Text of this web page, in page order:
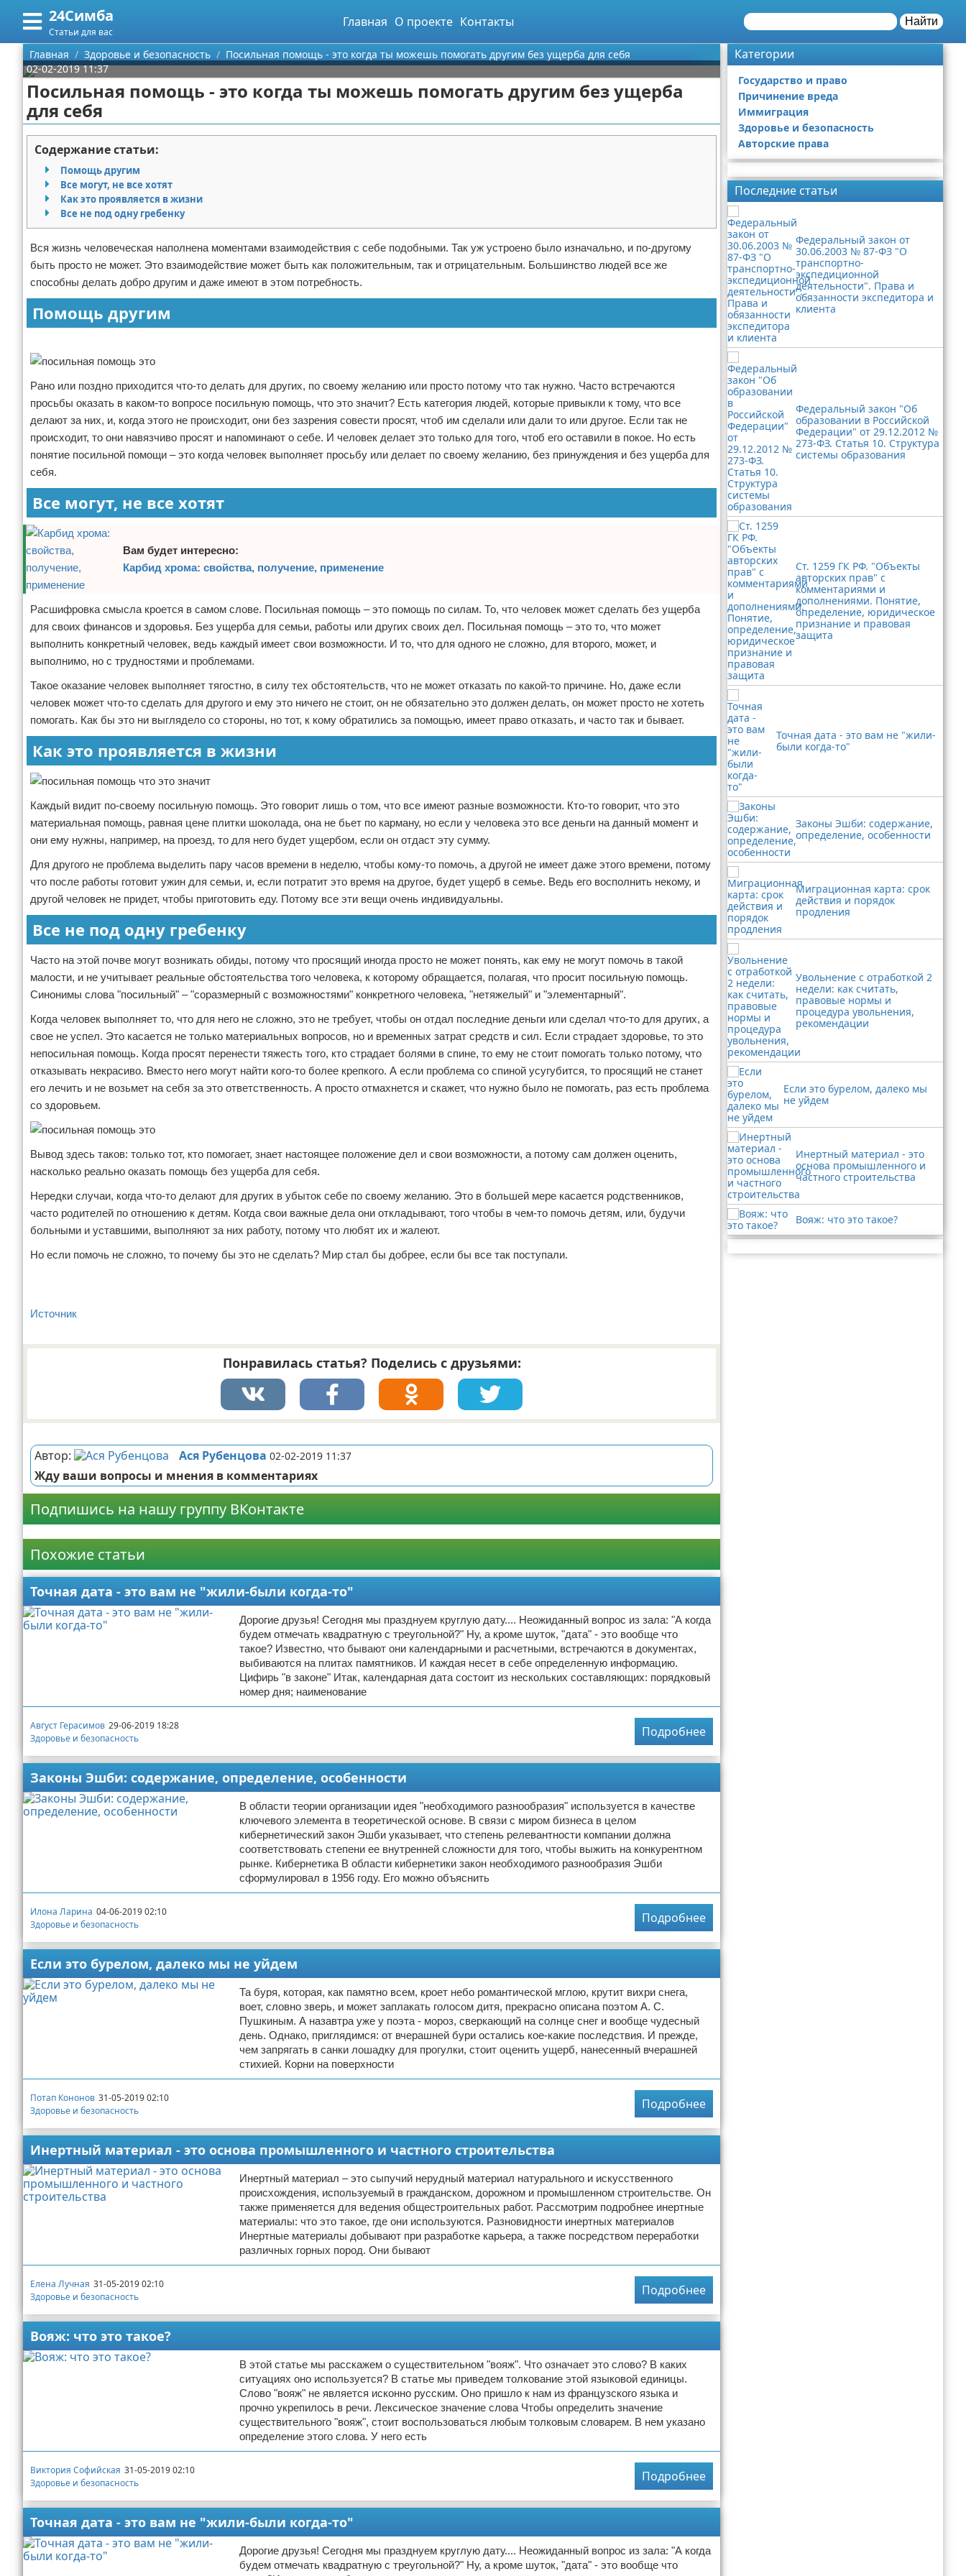
24Симба
Статьи для вас
Главная О проекте Контакты Найти
Меню
Главная
Категории
Государство и право
Причинение вреда
Иммиграция
Здоровье и безопасность
Авторские права
Поиск
О проекте
Контакты
Сотрудничество
Размещение рекламы
Для правообладателей
Условия предоставления информации
Главная Здоровье и безопасность
Посильная помощь - это когда ты можешь помогать другим без ущерба для себя
02-02-2019 11:37
Посильная помощь - это когда ты можешь помогать другим без ущерба
для себя
Содержание статьи:
Помощь другим
Все могут, не все хотят
Как это проявляется в жизни
Все не под одну гребенку
Вся жизнь человеческая наполнена моментами взаимодействия с себе подобными. Так уж устроено было изначально, и по-другому
быть просто не может. Это взаимодействие может быть как положительным, так и отрицательным. Большинство людей все же
способны делать добро другим и даже имеют в этом потребность.
Помощь другим
Рано или поздно приходится что-то делать для других, по своему желанию или просто потому что так нужно. Часто встречаются
просьбы оказать в каком-то вопросе посильную помощь, что это значит? Есть категория людей, которые привыкли к тому, что все
делают за них, и, когда этого не происходит, они без зазрения совести просят, чтоб им сделали или дали то или другое. Если так не
происходит, то они навязчиво просят и напоминают о себе. И человек делает это только для того, чтоб его оставили в покое. Но есть
понятие посильной помощи – это когда человек выполняет просьбу или делает по своему желанию, без принуждения и без ущерба для
себя.
Все могут, не все хотят
Вам будет интересно:
Карбид хрома: свойства, получение, применение
Расшифровка смысла кроется в самом слове. Посильная помощь – это помощь по силам. То, что человек может сделать без ущерба
для своих финансов и здоровья. Без ущерба для семьи, работы или других своих дел. Посильная помощь – это то, что может
выполнить конкретный человек, ведь каждый имеет свои возможности. И то, что для одного не сложно, для второго, может, и
выполнимо, но с трудностями и проблемами.
Такое оказание человек выполняет тягостно, в силу тех обстоятельств, что не может отказать по какой-то причине. Но, даже если
человек может что-то сделать для другого и ему это ничего не стоит, он не обязательно это должен делать, он может просто не хотеть
помогать. Как бы это ни выглядело со стороны, но тот, к кому обратились за помощью, имеет право отказать, и часто так и бывает.
Как это проявляется в жизни
Каждый видит по-своему посильную помощь. Это говорит лишь о том, что все имеют разные возможности. Кто-то говорит, что это
материальная помощь, равная цене плитки шоколада, она не бьет по карману, но если у человека это все деньги на данный момент и
они ему нужны, например, на проезд, то для него будет ущербом, если он отдаст эту сумму.
Для другого не проблема выделить пару часов времени в неделю, чтобы кому-то помочь, а другой не имеет даже этого времени, потому
что после работы готовит ужин для семьи, и, если потратит это время на другое, будет ущерб в семье. Ведь его восполнить некому, и
другой человек не придет, чтобы приготовить еду. Потому все эти вещи очень индивидуальны.
Все не под одну гребенку
Часто на этой почве могут возникать обиды, потому что просящий иногда просто не может понять, как ему не могут помочь в такой
малости, и не учитывает реальные обстоятельства того человека, к которому обращается, полагая, что просит посильную помощь.
Синонимы слова "посильный" – "соразмерный с возможностями" конкретного человека, "нетяжелый" и "элементарный".
Когда человек выполняет то, что для него не сложно, это не требует, чтобы он отдал последние деньги или сделал что-то для других, а
свое не успел. Это касается не только материальных вопросов, но и временных затрат средств и сил. Если страдает здоровье, то это
непосильная помощь. Когда просят перенести тяжесть того, кто страдает болями в спине, то ему не стоит помогать только потому, что
отказывать некрасиво. Вместо него могут найти кого-то более крепкого. А если проблема со спиной усугубится, то просящий не станет
его лечить и не возьмет на себя за это ответственность. А просто отмахнется и скажет, что нужно было не помогать, раз есть проблема
со здоровьем.
Вывод здесь таков: только тот, кто помогает, знает настоящее положение дел и свои возможности, а потому сам должен оценить,
насколько реально оказать помощь без ущерба для себя.
Нередки случаи, когда что-то делают для других в убыток себе по своему желанию. Это в большей мере касается родственников,
часто родителей по отношению к детям. Когда свои важные дела они откладывают, того чтобы в чем-то помочь детям, или, будучи
больными и уставшими, выполняют за них работу, потому что любят их и жалеют.
Но если помочь не сложно, то почему бы это не сделать? Мир стал бы добрее, если бы все так поступали.
Источник
Понравилась статья? Поделись с друзьями:
Автор: Ася Рубенцова 02-02-2019 11:37
Жду ваши вопросы и мнения в комментариях
Подпишись на нашу группу ВКонтакте
Похожие статьи
Точная дата - это вам не "жили-были когда-то"
Дорогие друзья! Сегодня мы празднуем круглую дату.... Неожиданный вопрос из зала: "А когда
будем отмечать квадратную с треугольной?" Ну, а кроме шуток, "дата" - это вообще что
такое? Известно, что бывают они календарными и расчетными, встречаются в документах,
выбиваются на плитах памятников. И каждая несет в себе определенную информацию.
Цифирь "в законе" Итак, календарная дата состоит из нескольких составляющих: порядковый
номер дня; наименование
Август Герасимов 29-06-2019 18:28
Здоровье и безопасность
Подробнее
Законы Эшби: содержание, определение, особенности
В области теории организации идея "необходимого разнообразия" используется в качестве
ключевого элемента в теоретической основе. В связи с миром бизнеса в целом
кибернетический закон Эшби указывает, что степень релевантности компании должна
соответствовать степени ее внутренней сложности для того, чтобы выжить на конкурентном
рынке. Кибернетика В области кибернетики закон необходимого разнообразия Эшби
сформулировал в 1956 году. Его можно объяснить
Илона Ларина 04-06-2019 02:10
Здоровье и безопасность
Подробнее
Если это бурелом, далеко мы не уйдем
Та буря, которая, как памятно всем, кроет небо романтической мглою, крутит вихри снега,
воет, словно зверь, и может заплакать голосом дитя, прекрасно описана поэтом А. С.
Пушкиным. А назавтра уже у поэта - мороз, сверкающий на солнце снег и вообще чудесный
день. Однако, приглядимся: от вчерашней бури остались кое-какие последствия. И прежде,
чем запрягать в санки лошадку для прогулки, стоит оценить ущерб, нанесенный вчерашней
стихией. Корни на поверхности
Потап Кононов 31-05-2019 02:10
Здоровье и безопасность
Подробнее
Инертный материал - это основа промышленного и частного строительства
Инертный материал – это сыпучий нерудный материал натурального и искусственного
происхождения, используемый в гражданском, дорожном и промышленном строительстве. Он
также применяется для ведения общестроительных работ. Рассмотрим подробнее инертные
материалы: что это такое, где они используются. Разновидности инертных материалов
Инертные материалы добывают при разработке карьера, а также посредством переработки
различных горных пород. Они бывают
Елена Лучная 31-05-2019 02:10
Здоровье и безопасность
Подробнее
Вояж: что это такое?
В этой статье мы расскажем о существительном "вояж". Что означает это слово? В каких
ситуациях оно используется? В статье мы приведем толкование этой языковой единицы.
Слово "вояж" не является исконно русским. Оно пришло к нам из французского языка и
прочно укрепилось в речи. Лексическое значение слова Чтобы определить значение
существительного "вояж", стоит воспользоваться любым толковым словарем. В нем указано
определение этого слова. У него есть
Виктория Софийская 31-05-2019 02:10
Здоровье и безопасность
Подробнее
Точная дата - это вам не "жили-были когда-то"
Дорогие друзья! Сегодня мы празднуем круглую дату.... Неожиданный вопрос из зала: "А когда
будем отмечать квадратную с треугольной?" Ну, а кроме шуток, "дата" - это вообще что
Категории
Государство и право
Причинение вреда
Иммиграция
Здоровье и безопасность
Авторские права
Последние статьи
Федеральный закон от
30.06.2003 № 87-ФЗ "О
транспортно-
экспедиционной
деятельности". Права и
обязанности экспедитора и
клиента
Федеральный закон "Об
образовании в Российской
Федерации" от 29.12.2012 №
273-ФЗ. Статья 10. Структура
системы образования
Ст. 1259 ГК РФ. "Объекты
авторских прав" с
комментариями и
дополнениями. Понятие,
определение, юридическое
признание и правовая
защита
Точная дата - это вам не "жили-
были когда-то"
Законы Эшби: содержание,
определение, особенности
Миграционная карта: срок
действия и порядок
продления
Увольнение с отработкой 2
недели: как считать,
правовые нормы и
процедура увольнения,
рекомендации
Если это бурелом, далеко мы
не уйдем
Инертный материал - это
основа промышленного и
частного строительства
Вояж: что это такое?